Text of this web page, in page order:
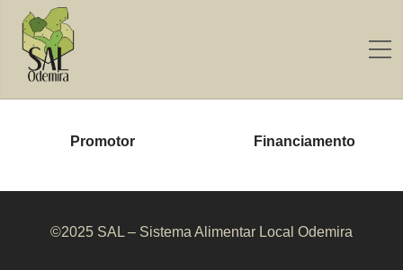
Promotor Financiamento
©2025 SAL – Sistema Alimentar Local Odemira